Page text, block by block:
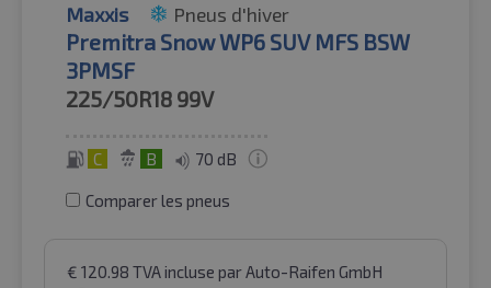
Maxxis Pneus d'hiver
Premitra Snow WP6 SUV MFS BSW
3PMSF
225/50R18 99V
C B 70 dB
Comparer les pneus
€ 120.98 TVA incluse par Auto-Raifen GmbH